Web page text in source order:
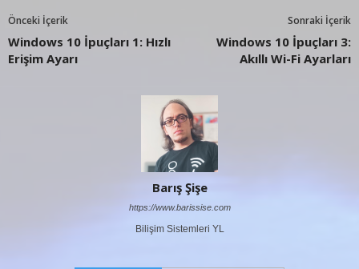
Önceki İçerik
Windows 10 İpuçları 1: Hızlı
Erişim Ayarı
Sonraki İçerik
Windows 10 İpuçları 3:
Akıllı Wi-Fi Ayarları
Barış Şişe
https://www.barissise.com
Bilişim Sistemleri YL